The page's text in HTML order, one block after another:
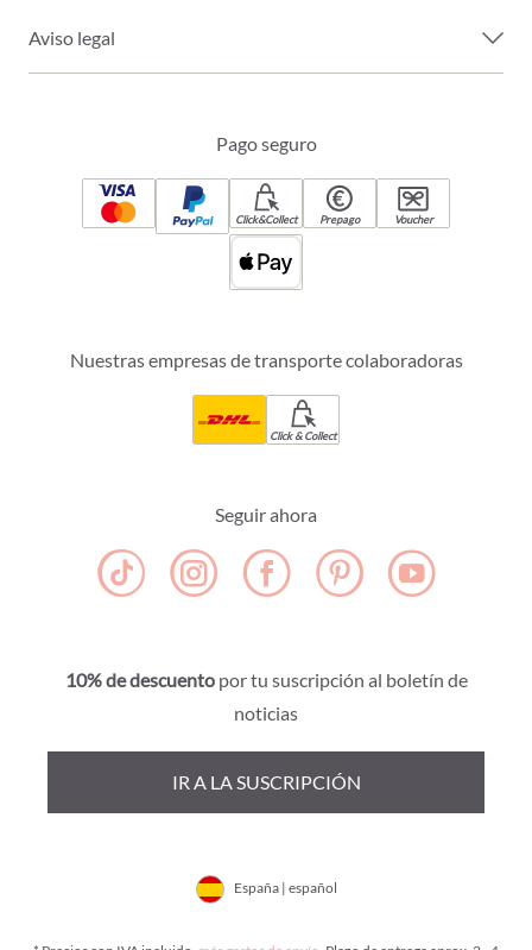
Aviso legal
Pago seguro
Click&Collect Prepago Voucher
Nuestras empresas de transporte colaboradoras
Click & Collect
Seguir ahora
10% de descuentopor tu suscripción al boletín de
noticias
IR A LA SUSCRIPCIÓN
España | español